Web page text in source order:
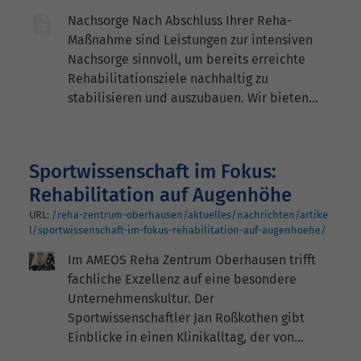
Nachsorge Nach Abschluss Ihrer Reha-
Maßnahme sind Leistungen zur intensiven
Nachsorge sinnvoll, um bereits erreichte
Rehabilitationsziele nachhaltig zu
stabilisieren und auszubauen. Wir bieten…
Sportwissenschaft im Fokus:
Rehabilitation auf Augenhöhe
URL: /reha-zentrum-oberhausen/aktuelles/nachrichten/artike
l/sportwissenschaft-im-fokus-rehabilitation-auf-augenhoehe/
Im AMEOS Reha Zentrum Oberhausen trifft
fachliche Exzellenz auf eine besondere
Unternehmenskultur. Der
Sportwissenschaftler Jan Roßkothen gibt
Einblicke in einen Klinikalltag, der von…